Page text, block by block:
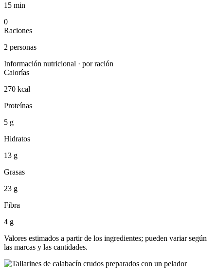
15 min
0
Raciones
2 personas
Información nutricional · por ración
Calorías
270 kcal
Proteínas
5 g
Hidratos
13 g
Grasas
23 g
Fibra
4 g
Valores estimados a partir de los ingredientes; pueden variar según
las marcas y las cantidades.